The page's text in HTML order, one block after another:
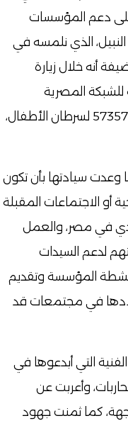
على دعم المؤسسات
الذي نلمسه في
أنه خلال زيارة
للشبكة المصرية
للسرطان بالولايات المتحدة لإطلاق حملة تبرعات بهدف دعم مستشفى 57357 لسرطان الأطفال،
وعدت سيادتها بأن تكون
أو الاجتماعات المقبلة
في مصر، والعمل
لدعم السيدات
بأنشطة المؤسسة وتقديم
أولادها في مجتمعات قد
التي أبدعوها في
وأعربت عن
كما ثمنت جهود